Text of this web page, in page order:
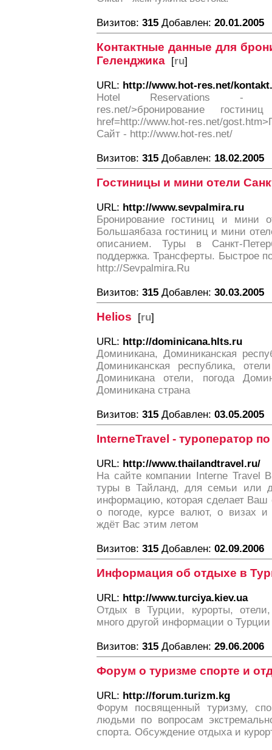
Визитов: 315 Добавлен: 20.01.2005
Контактные данные для
Геленджика [ru]
URL: http://www.hot-res.net/
Hotel Reservations - <a
res.net/>бронирование
href=http://www.hot-res.net/
Сайт - http://www.hot-res.net/
Визитов: 315 Добавлен: 18.02.2005
Гостиницы и мини отели
URL: http://www.sevpalmira.ru
Бронирование гостиниц и мини
Большаябаза гостиниц и мини
описанием. Туры в Санкт-
поддержка. Трансферты. Быстрое
http://Sevpalmira.Ru
Визитов: 315 Добавлен: 30.03.2005
Helios [ru]
URL: http://dominicana.hlts.ru
Доминикана, Доминиканская
Доминиканская республика,
Доминикана отели, погода
Доминикана страна
Визитов: 315 Добавлен: 03.05.2005
InterneTravel - туроператор
URL: http://www.thailandtravel.ru/
На сайте компании Interne Travel
туры в Тайланд, для семьи или
информацию, которая сделает
о погоде, курсе валют, о визах и
ждёт Вас этим летом
Визитов: 315 Добавлен: 02.09.2006
Информация об отдыхе в
URL: http://www.turciya.kiev.ua
Отдых в Турции, курорты, отели,
много другой информации о Турции
Визитов: 315 Добавлен: 29.06.2006
Форум о туризме спорте и
URL: http://forum.turizm.kg
Форум посвященный туризму,
людьми по вопросам
спорта. Обсуждение отдыха и